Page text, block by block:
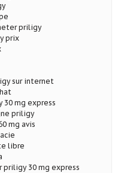
priligy
prix
sur internet
mg express
priligy
mg avis
libre
30 mg express